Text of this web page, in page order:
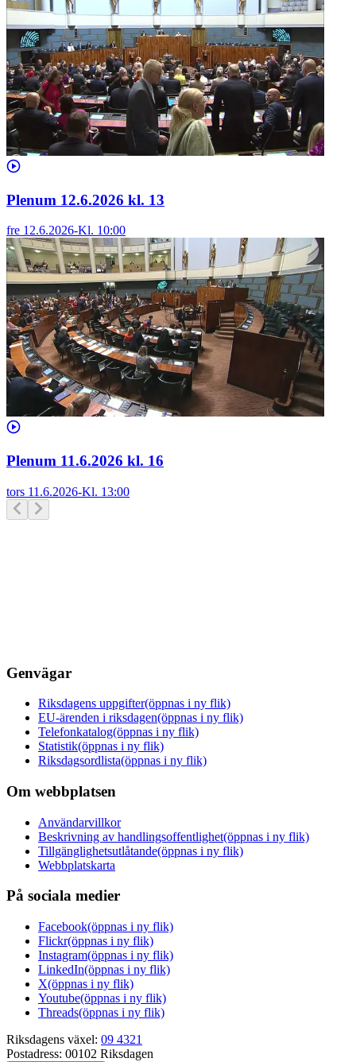
Plenum 12.6.2026 kl. 13
fre 12.6.2026-Kl. 10:00
Plenum 11.6.2026 kl. 16
tors 11.6.2026-Kl. 13:00
Genvägar
Riksdagens uppgifter(öppnas i ny flik)
EU-ärenden i riksdagen(öppnas i ny flik)
Telefonkatalog(öppnas i ny flik)
Statistik(öppnas i ny flik)
Riksdagsordlista(öppnas i ny flik)
Om webbplatsen
Användarvillkor
Beskrivning av handlingsoffentlighet(öppnas i ny flik)
Tillgänglighetsutlåtande(öppnas i ny flik)
Webbplatskarta
På sociala medier
Facebook(öppnas i ny flik)
Flickr(öppnas i ny flik)
Instagram(öppnas i ny flik)
LinkedIn(öppnas i ny flik)
X(öppnas i ny flik)
Youtube(öppnas i ny flik)
Threads(öppnas i ny flik)
Riksdagens växel: 09 4321
Postadress: 00102 Riksdagen